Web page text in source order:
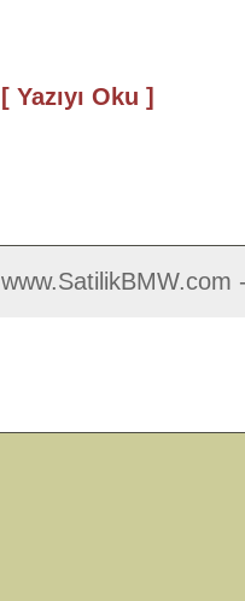
[ Yazıyı Oku ]
www.SatilikBMW.com